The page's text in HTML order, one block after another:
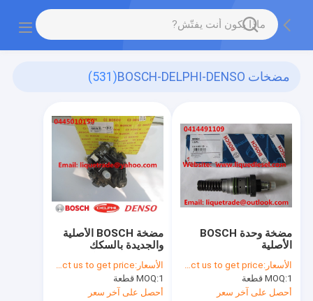
مضخات BOSCH-DELPHI-DENSO (531)
مضخة BOSCH الأصلية
والجديدة بالسكك
الحديدية المشتركة
0445010159 لـ
Greatwall
الأسعار:Please contact us to get price.
MOQ:1 قطعة
أحصل على آخر سعر
مضخة وحدة BOSCH
الأصلية
0414491109/0414491110
تناسب Deutz / KHD
02112405 / KHD
2112405 /
الأسعار:Please contact us to get price.
MOQ:1 قطعة
أحصل على آخر سعر